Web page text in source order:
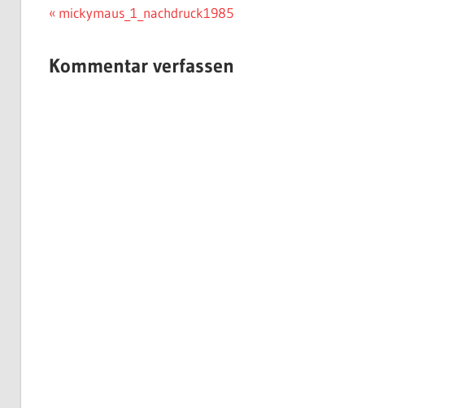
Beitragsnavigation
Vorheriger
mickymaus_1_nachdruck1985
Kommentar verfassen